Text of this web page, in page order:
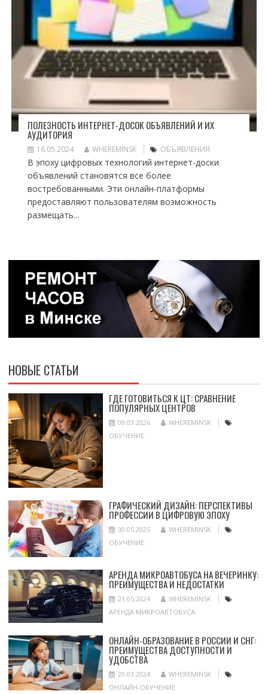
ПОЛЕЗНОСТЬ ИНТЕРНЕТ-ДОСОК ОБЪЯВЛЕНИЙ И ИХ
АУДИТОРИЯ
16.05.2024 WHEREMINSK ОБЪЯВЛЕНИЯ
В эпоху цифровых технологий интернет-доски
объявлений становятся все более
востребованными. Эти онлайн-платформы
предоставляют пользователям возможность
размещать...
НОВЫЕ СТАТЬИ
ГДЕ ГОТОВИТЬСЯ К ЦТ: СРАВНЕНИЕ
ПОПУЛЯРНЫХ ЦЕНТРОВ
09.03.2026
WHEREMINSK
ОБУЧЕНИЕ
ГРАФИЧЕСКИЙ ДИЗАЙН: ПЕРСПЕКТИВЫ
ПРОФЕССИИ В ЦИФРОВУЮ ЭПОХУ
30.05.2025
WHEREMINSK
ОБУЧЕНИЕ
АРЕНДА МИКРОАВТОБУСА НА ВЕЧЕРИНКУ:
ПРЕИМУЩЕСТВА И НЕДОСТАТКИ
21.05.2024
WHEREMINSK
АРЕНДА МИКРОАВТОБУСА
ОНЛАЙН-ОБРАЗОВАНИЕ В РОССИИ И СНГ:
ПРЕИМУЩЕСТВА ДОСТУПНОСТИ И
УДОБСТВА
20.03.2024
WHEREMINSK
ОНЛАЙН-ОБУЧЕНИЕ